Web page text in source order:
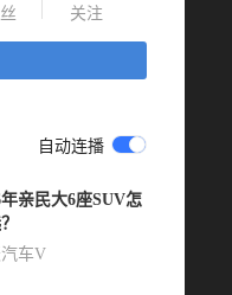
关注
自动连播
年亲民大6座SUV怎
车V